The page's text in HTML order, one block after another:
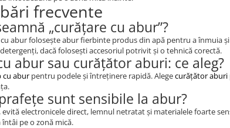
frecvente
„curățare cu abur”?
abur folosește abur fierbinte produs din apă pentru a înmuia
dacă folosești accesoriul potrivit și o tehnică corectă.
abur sau curățător aburi: ce aleg?
cu abur pentru podele și întreținere rapidă. Alegecurățător aburi
sunt sensibile la abur?
evită electronicele direct, lemnul netratat și materialele foarte
întâi pe o zonă mică.